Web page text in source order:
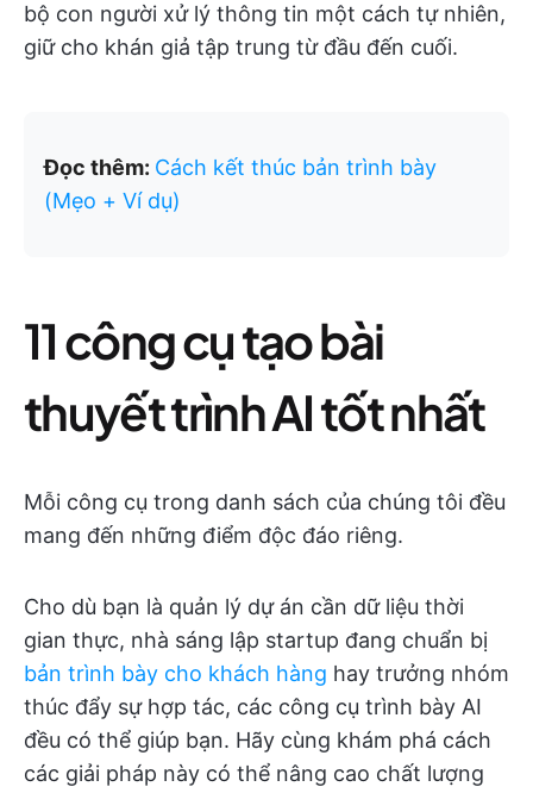
bộ con người xử lý thông tin một cách tự nhiên,
giữ cho khán giả tập trung từ đầu đến cuối.
Đọc thêm: Cách kết thúc bản trình bày
(Mẹo + Ví dụ)
11 công cụ tạo bài
thuyết trình AI tốt nhất
Mỗi công cụ trong danh sách của chúng tôi đều
mang đến những điểm độc đáo riêng.
Cho dù bạn là quản lý dự án cần dữ liệu thời
gian thực, nhà sáng lập startup đang chuẩn bị
bản trình bày cho khách hàng hay trưởng nhóm
thúc đẩy sự hợp tác, các công cụ trình bày AI
đều có thể giúp bạn. Hãy cùng khám phá cách
các giải pháp này có thể nâng cao chất lượng